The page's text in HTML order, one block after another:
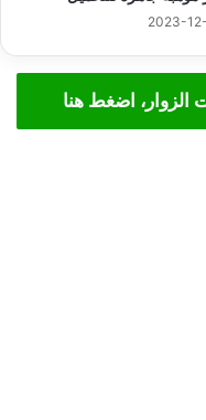
2023-
الزوار، اضغط هنا